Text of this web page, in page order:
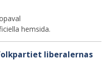
hemsida.
liberalernas